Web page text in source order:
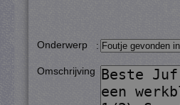
Onderwerp :
Omschrijving